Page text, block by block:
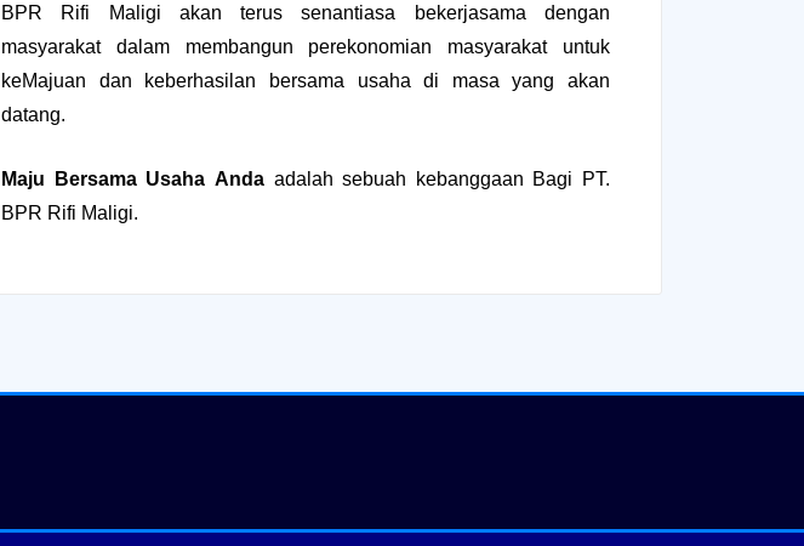
BPR Rifi Maligi akan terus senantiasa bekerjasama dengan
masyarakat dalam membangun perekonomian masyarakat untuk
keMajuan dan keberhasilan bersama usaha di masa yang akan
datang.
Maju Bersama Usaha Andaadalah sebuah kebanggaan Bagi PT.
BPR Rifi Maligi.